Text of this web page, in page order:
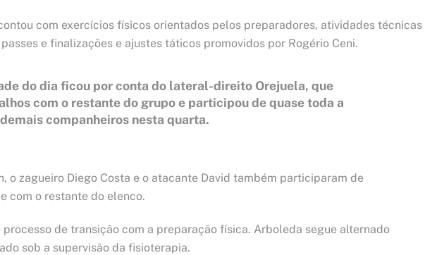
com exercícios físicos orientados pelos preparadores, atividades técnicas
e finalizações e ajustes táticos promovidos por Rogério Ceni.
do dia ficou por conta do lateral-direito Orejuela, que
com o restante do grupo e participou de quase toda a
companheiros nesta quarta.
o zagueiro Diego Costa e o atacante David também participaram de
com o restante do elenco.
processo de transição com a preparação física. Arboleda segue alternado
sob a supervisão da fisioterapia.